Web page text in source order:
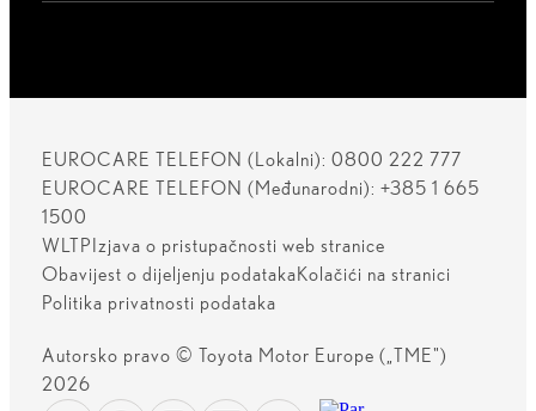
EUROCARE TELEFON (Lokalni): 0800 222 777
EUROCARE TELEFON (Međunarodni): +385 1 665
1500
WLTP Izjava o pristupačnosti web stranice
Obavijest o dijeljenju podatakaKolačići na stranici
Politika privatnosti podataka
Autorsko pravo © Toyota Motor Europe („TME")
2026